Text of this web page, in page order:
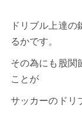
ドリブル上達の
るかです。
その為にも股関
ことが
サッカーのドリ